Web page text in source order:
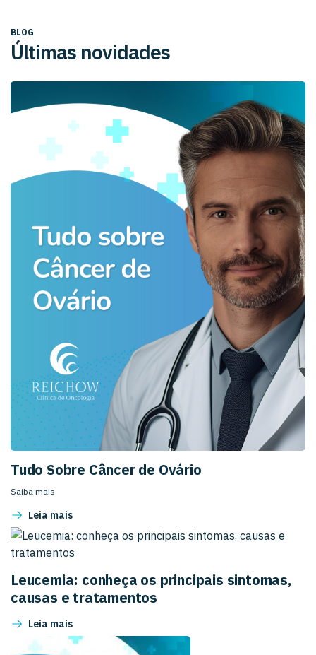
BLOG
Últimas novidades
Tudo Sobre Câncer de Ovário
Saiba mais
Leia mais
Leucemia: conheça os principais sintomas,
causas e tratamentos
Leia mais